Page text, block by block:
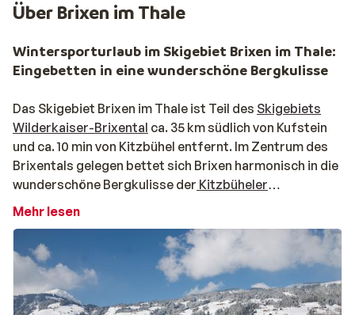
Über Brixen im Thale
Wintersporturlaub im Skigebiet Brixen im Thale:
Eingebetten in eine wunderschöne Bergkulisse
Das Skigebiet Brixen im Thale ist Teil des Skigebiets
Wilderkaiser-Brixental ca. 35 km südlich von Kufstein
und ca. 10 min von Kitzbühel entfernt. Im Zentrum des
Brixentals gelegen bettet sich Brixen harmonisch in die
wunderschöne Bergkulisse der Kitzbüheler
Alpen.
Jahrhundert war Brixen schon als kleiner Kurort
bekannt, der sogar von Marie-Louise von Habsburg,
Kaiser Napoleons zweiter Frau, aufgesucht wurde. Mit
ein Grund für den rasanten Aufstieg des Ortes in den
Mehr lesen